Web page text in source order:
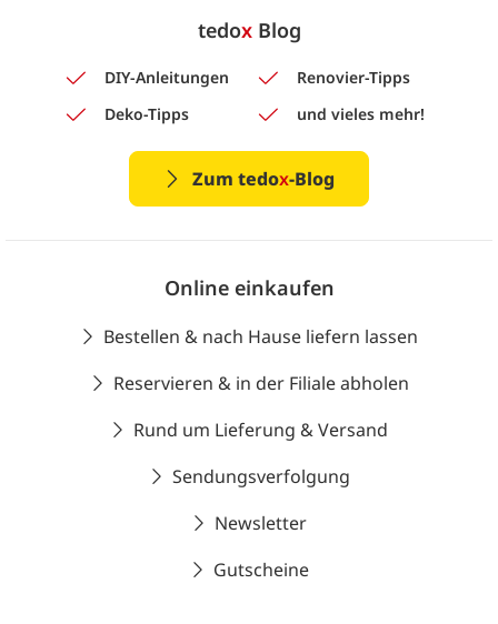
tedoxBlog
DIY-Anleitungen
Renovier-Tipps
Deko-Tipps
und vieles mehr!
Zum tedox-Blog
Online einkaufen
Bestellen & nach Hause liefern lassen
Reservieren & in der Filiale abholen
Rund um Lieferung & Versand
Sendungsverfolgung
Newsletter
Gutscheine